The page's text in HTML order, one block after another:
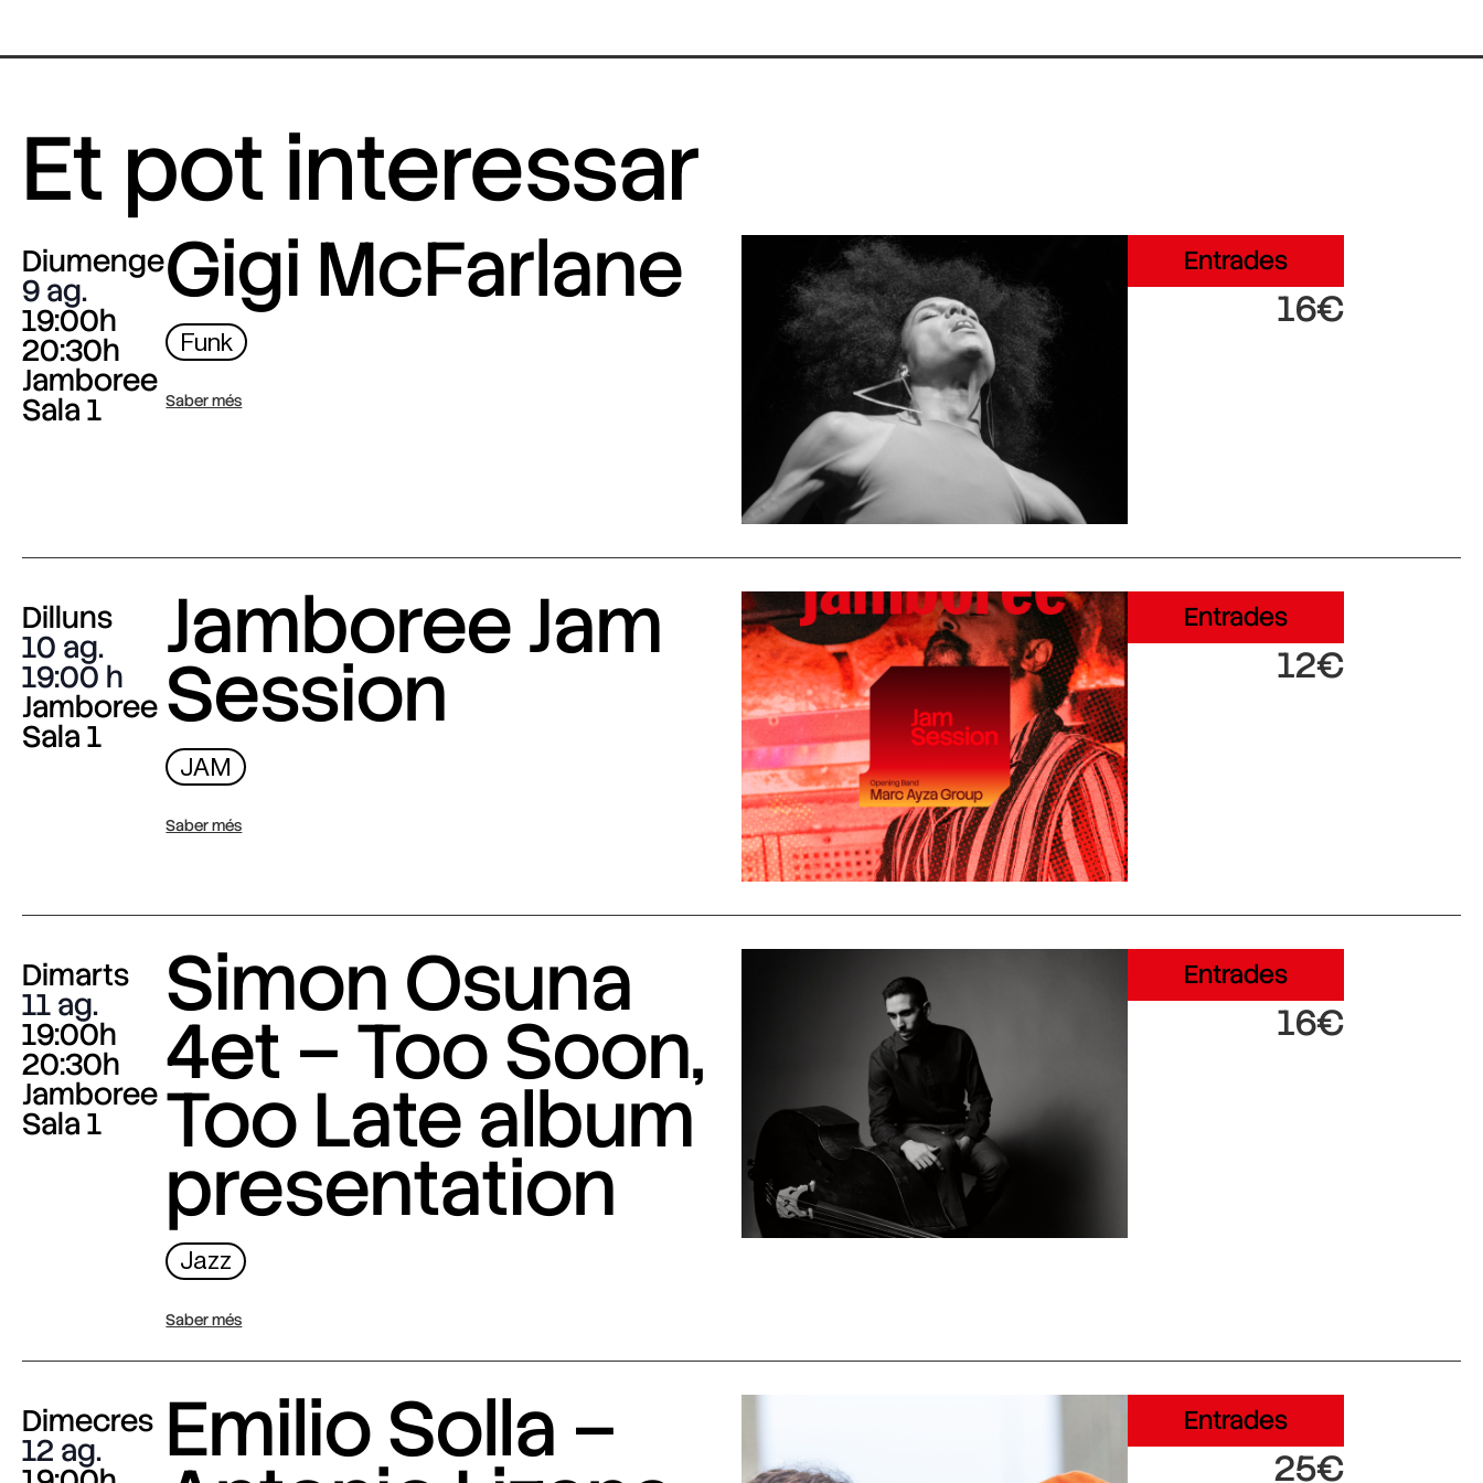
Et pot interessar
Diumenge
9 ag.
19:00h
20:30h
Jamboree
Sala 1
Gigi McFarlane
Funk
Saber més
Entrades
16€
Dilluns
10 ag.
19:00
Jamboree
Sala 1
Jamboree Jam
Session
JAM
Saber més
Entrades
12€
Dimarts
11 ag.
19:00h
20:30h
Jamboree
Sala 1
Simon Osuna
4et – Too Soon,
Too Late album
presentation
Jazz
Saber més
Entrades
16€
Dimecres
12 ag. Emilio Solla – Entrades
25€